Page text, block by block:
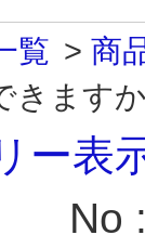
覧 > 商
きます
ー表
No